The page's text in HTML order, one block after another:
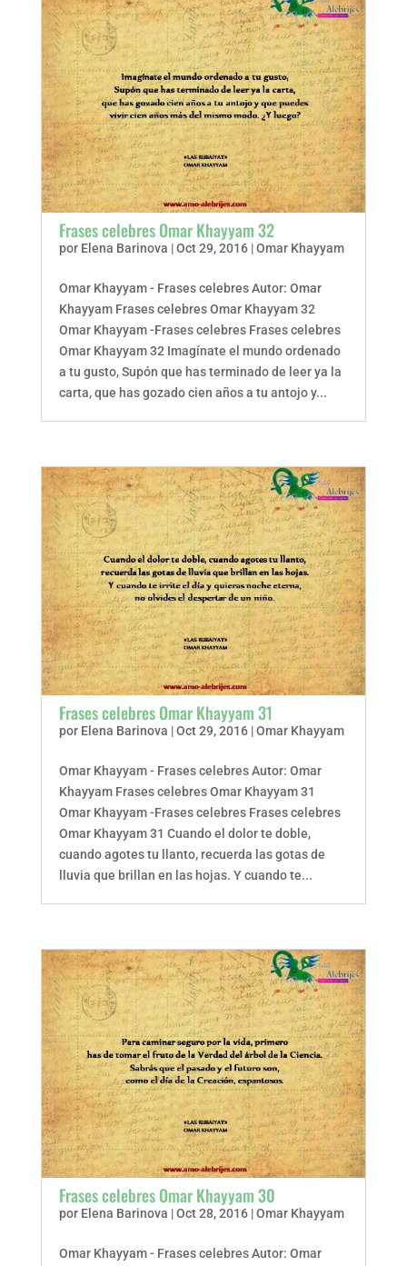
Frases celebres Omar Khayyam 32
por Elena Barinova |Oct 29, 2016|Omar Khayyam
Omar Khayyam - Frases celebres Autor: Omar
Khayyam Frases celebres Omar Khayyam 32
Omar Khayyam -Frases celebres Frases celebres
Omar Khayyam 32 Imagínate el mundo ordenado
a tu gusto, Supón que has terminado de leer ya la
carta, que has gozado cien años a tu antojo y...
Frases celebres Omar Khayyam 31
por Elena Barinova |Oct 29, 2016|Omar Khayyam
Omar Khayyam - Frases celebres Autor: Omar
Khayyam Frases celebres Omar Khayyam 31
Omar Khayyam -Frases celebres Frases celebres
Omar Khayyam 31 Cuando el dolor te doble,
cuando agotes tu llanto, recuerda las gotas de
lluvia que brillan en las hojas. Y cuando te...
Frases celebres Omar Khayyam 30
por Elena Barinova |Oct 28, 2016|Omar Khayyam
Omar Khayyam - Frases celebres Autor: Omar